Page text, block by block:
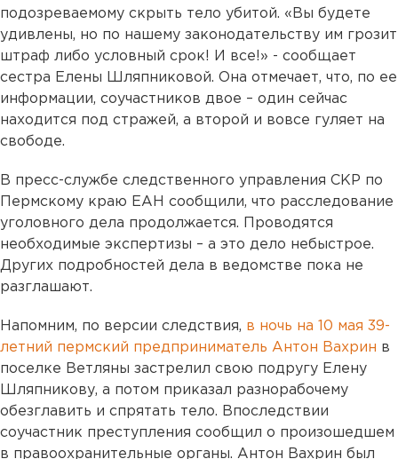
подозреваемому скрыть тело убитой. «Вы будете
удивлены, но по нашему законодательству им грозит
штраф либо условный срок! И все!» - сообщает
сестра Елены Шляпниковой. Она отмечает, что, по ее
информации, соучастников двое – один сейчас
находится под стражей, а второй и вовсе гуляет на
свободе.
В пресс-службе следственного управления СКР по
Пермскому краю ЕАН сообщили, что расследование
уголовного дела продолжается. Проводятся
необходимые экспертизы – а это дело небыстрое.
Других подробностей дела в ведомстве пока не
разглашают.
Напомним, по версии следствия, в ночь на 10 мая 39-
летний пермский предприниматель Антон Вахрин в
поселке Ветляны застрелил свою подругу Елену
Шляпникову, а потом приказал разнорабочему
обезглавить и спрятать тело. Впоследствии
соучастник преступления сообщил о произошедшем
в правоохранительные органы. Антон Вахрин был